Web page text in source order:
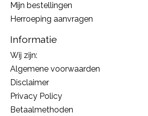
Mijn bestellingen
Herroeping aanvragen
Informatie
Wij zijn:
Algemene voorwaarden
Disclaimer
Privacy Policy
Betaalmethoden